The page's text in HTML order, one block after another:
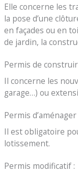
Elle concerne les
la pose d’une
en façades ou en
de jardin, la
Permis de
Il concerne les
garage…) ou
Permis d’aménager
Il est obligatoire
lotissement.
Permis modificatif :